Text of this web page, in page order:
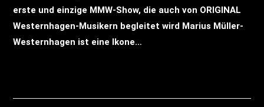
erste und einzige MMW-Show, die auch von ORIGINAL
Westernhagen-Musikern begleitet wird Marius Müller-
Westernhagen ist eine Ikone…